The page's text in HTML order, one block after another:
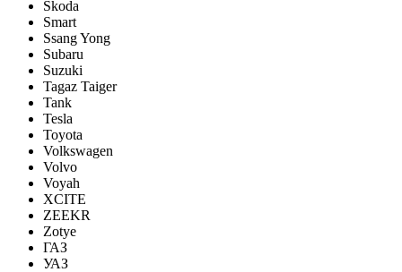
Skoda
Smart
Ssang Yong
Subaru
Suzuki
Tagaz Taiger
Tank
Tesla
Toyota
Volkswagen
Volvo
Voyah
XCITE
ZEEKR
Zotye
ГАЗ
УАЗ